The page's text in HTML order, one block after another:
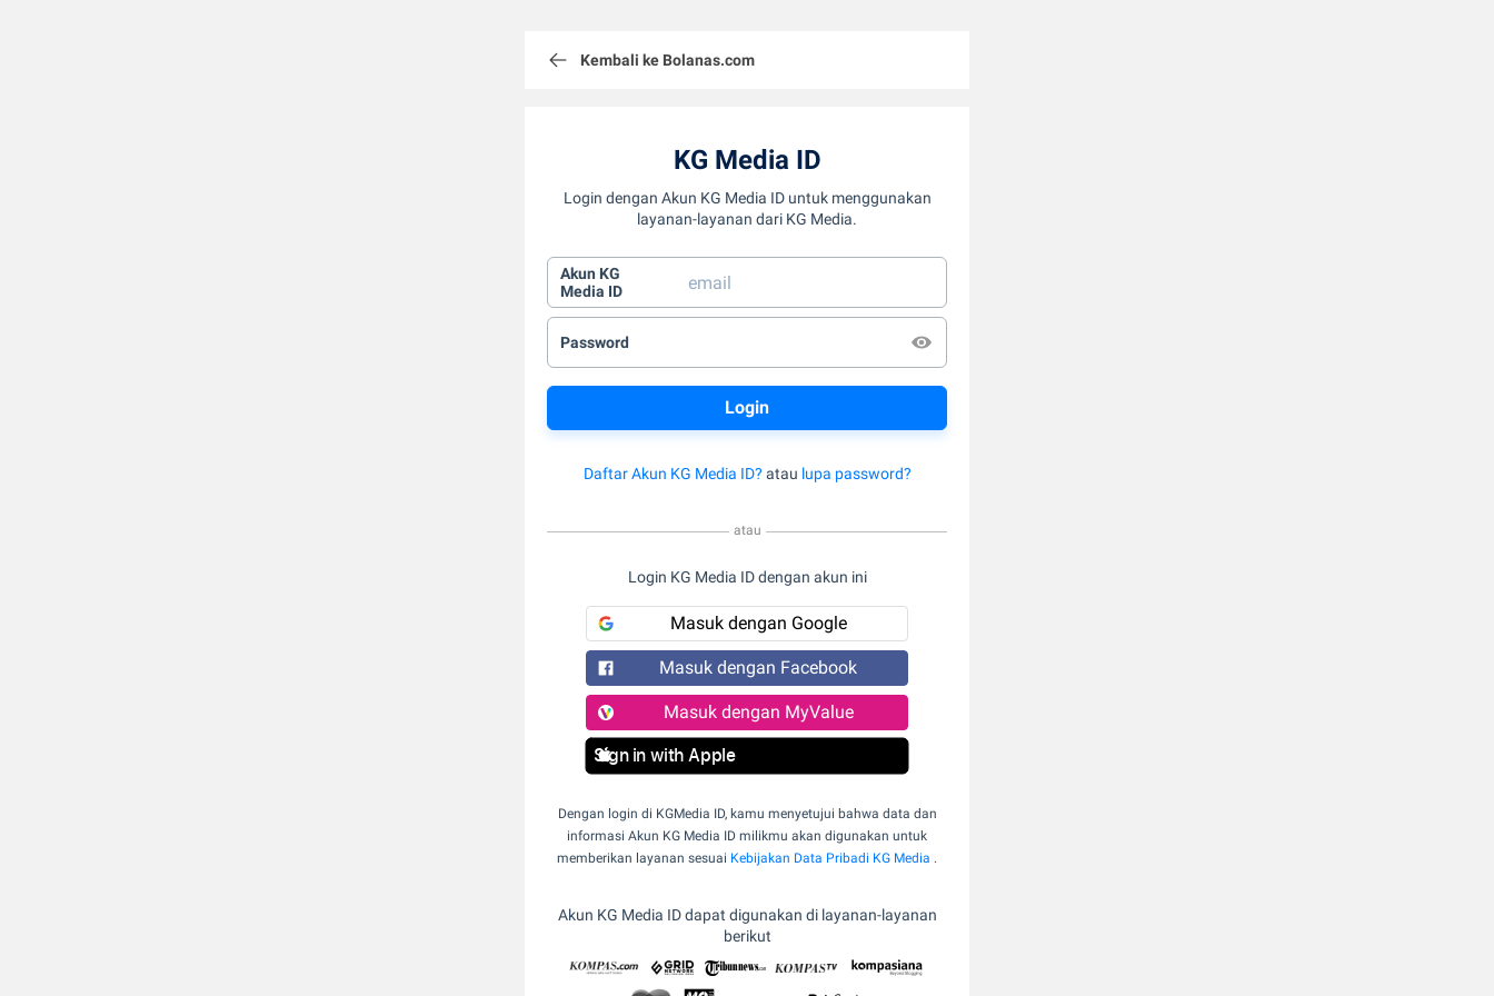
Kembali ke Bolanas.com
KG Media ID
Login dengan Akun KG Media ID untuk menggunakan
layanan-layanan dari KG Media.
Akun KG
Media ID
Password
Daftar Akun KG Media ID? atau lupa password?
atau
Login KG Media ID dengan akun ini
Masuk dengan Google
Masuk dengan Facebook
Masuk dengan MyValue
Sign in with Apple
Dengan login di KGMedia ID, kamu menyetujui bahwa data dan
informasi Akun KG Media ID milikmu akan digunakan untuk
memberikan layanan sesuai Kebijakan Data Pribadi KG Media .
Akun KG Media ID dapat digunakan di layanan-layanan
berikut